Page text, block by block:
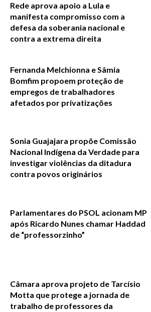
Rede aprova apoio a Lula e
manifesta compromisso com a
defesa da soberania nacional e
contra a extrema direita
Fernanda Melchionna e Sâmia
Bomfim propoem proteção de
empregos de trabalhadores
afetados por privatizações
Sonia Guajajara propõe Comissão
Nacional Indígena da Verdade para
investigar violências da ditadura
contra povos originários
Parlamentares do PSOL acionam MP
após Ricardo Nunes chamar Haddad
de “professorzinho”
Câmara aprova projeto de Tarcísio
Motta que protege a jornada de
trabalho de professores da